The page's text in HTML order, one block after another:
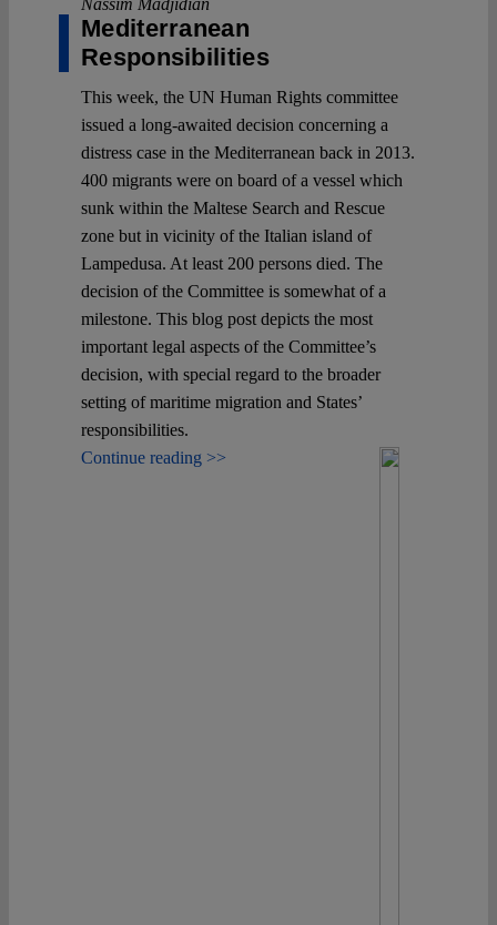
Nassim Madjidian
Mediterranean
Responsibilities
This week, the UN Human Rights committee
issued a long-awaited decision concerning a
distress case in the Mediterranean back in 2013.
400 migrants were on board of a vessel which
sunk within the Maltese Search and Rescue
zone but in vicinity of the Italian island of
Lampedusa. At least 200 persons died. The
decision of the Committee is somewhat of a
milestone. This blog post depicts the most
important legal aspects of the Committee’s
decision, with special regard to the broader
setting of maritime migration and States’
responsibilities.
Continue reading >>